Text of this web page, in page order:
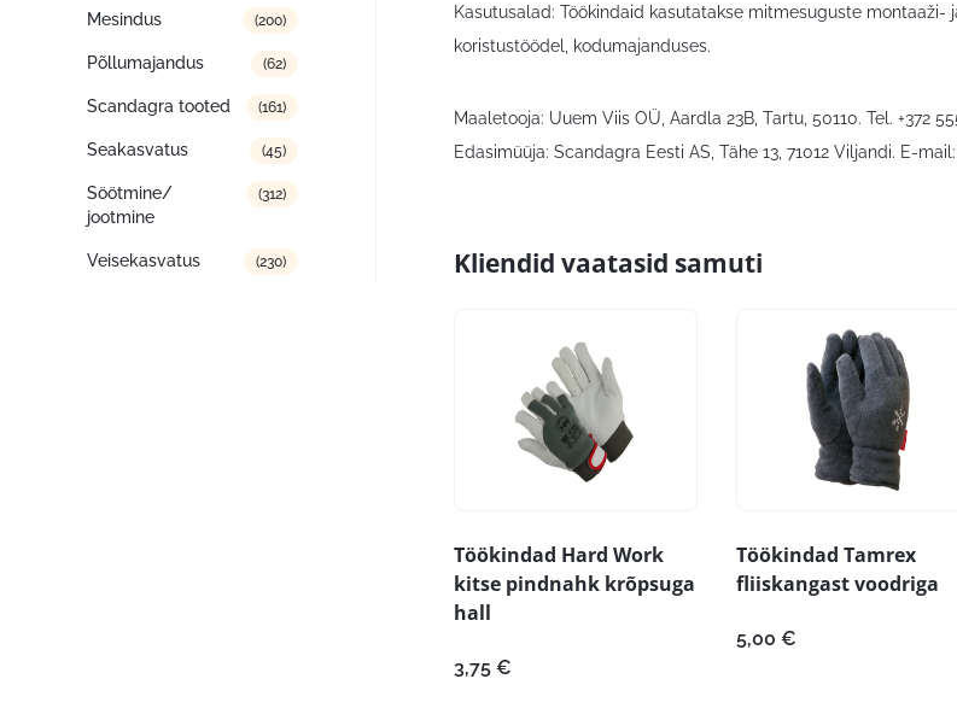
Mesindus (200)
Põllumajandus (62)
Scandagra tooted (161)
Seakasvatus (45)
Söötmine/
jootmine
(312)
Veisekasvatus (230)
Kasutusalad: Töökindaid kasutatakse mitmesuguste
koristustöödel, kodumajanduses.
Maaletooja: Uuem Viis OÜ, Aardla 23B, Tartu, 50110. Tel. +372
Edasimüüja: Scandagra Eesti AS, Tähe 13, 71012 Viljandi. E-mail:
Kliendid vaatasid samuti
Töökindad Hard Work
kitse pindnahk krõpsuga
hall
3,75 €
Töökindad Tamrex
fliiskangast voodriga
5,00 €